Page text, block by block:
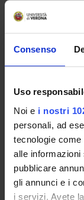
Consenso
Uso
Noi e i nostri
personali, ad
tecnologie
alle
pubblicare
gli annunci e i
i servizi. Avete
UFFICI E
SERVIZI DI
STRUTTURE
LABORATORI